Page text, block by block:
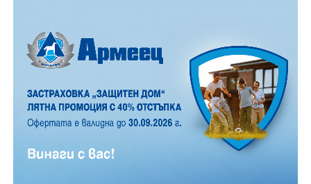
12 АВГУСТ (сряда)
19:00ч. „Книга за книга“ – донеси книга, вземи си
друга, обсъди заглавия и автори с други читатели
20:00ч. Концерт на група МОЛЕЦ, GoGo,
Zov&Vakavliev, Toria
21:30ч. Коктейли и музика